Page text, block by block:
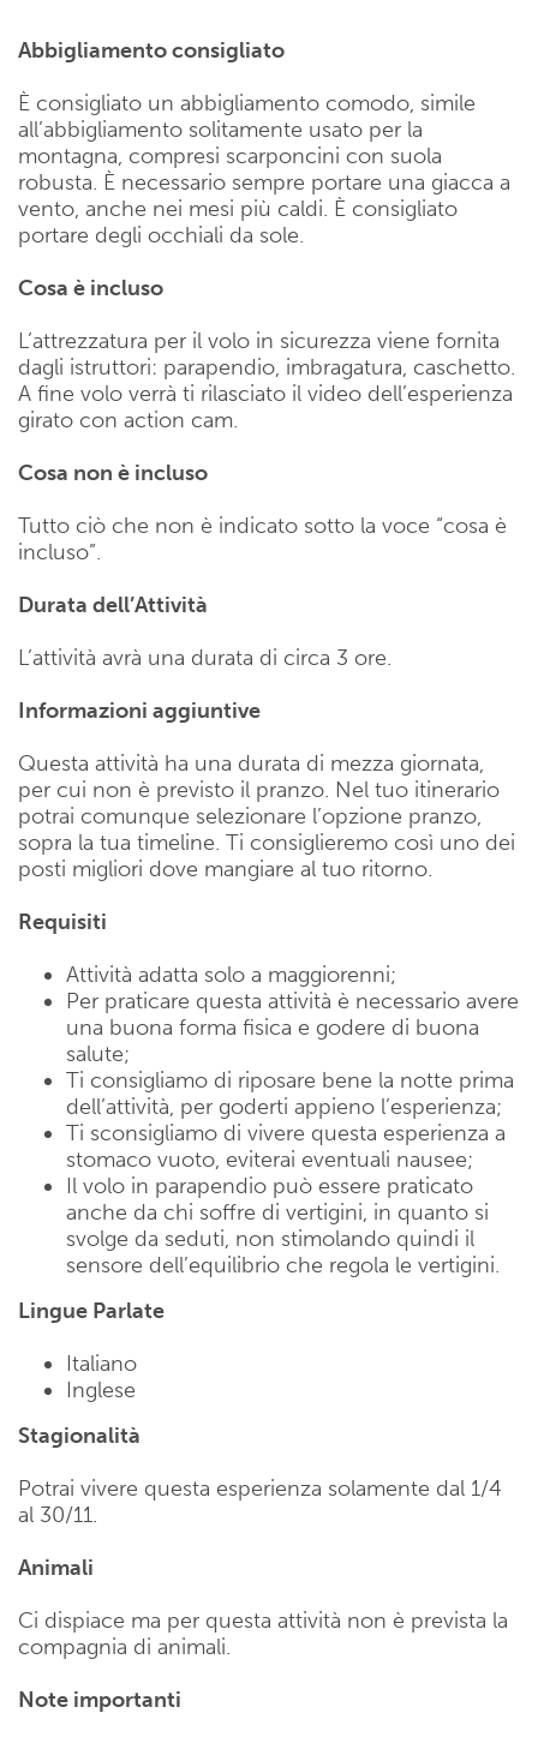
Abbigliamento consigliato
È consigliato un abbigliamento comodo, simile
all’abbigliamento solitamente usato per la
montagna, compresi scarponcini con suola
robusta. È necessario sempre portare una giacca a
vento, anche nei mesi più caldi. È consigliato
portare degli occhiali da sole.
Cosa è incluso
L’attrezzatura per il volo in sicurezza viene fornita
dagli istruttori: parapendio, imbragatura, caschetto.
A fine volo verrà ti rilasciato il video dell’esperienza
girato con action cam.
Cosa non è incluso
Tutto ciò che non è indicato sotto la voce “cosa è
incluso”.
Durata dell’Attività
L’attività avrà una durata di circa 3 ore.
Informazioni aggiuntive
Questa attività ha una durata di mezza giornata,
per cui non è previsto il pranzo. Nel tuo itinerario
potrai comunque selezionare l’opzione pranzo,
sopra la tua timeline. Ti consiglieremo così uno dei
posti migliori dove mangiare al tuo ritorno.
Requisiti
Attività adatta solo a maggiorenni;
Per praticare questa attività è necessario avere
una buona forma fisica e godere di buona
salute;
Ti consigliamo di riposare bene la notte prima
dell’attività, per goderti appieno l’esperienza;
Ti sconsigliamo di vivere questa esperienza a
stomaco vuoto, eviterai eventuali nausee;
Il volo in parapendio può essere praticato
anche da chi soffre di vertigini, in quanto si
svolge da seduti, non stimolando quindi il
sensore dell’equilibrio che regola le vertigini.
Lingue Parlate
Italiano
Inglese
Stagionalità
Potrai vivere questa esperienza solamente dal 1/4
al 30/11.
Animali
Ci dispiace ma per questa attività non è prevista la
compagnia di animali.
Note importanti